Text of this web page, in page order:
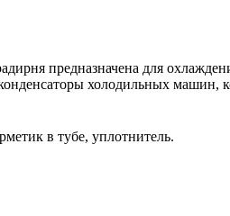
предназначена для
холодильных машин,
в тубе, уплотнитель.